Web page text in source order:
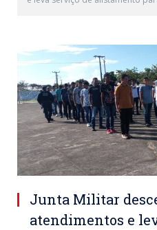
Junta Militar
atendimentos e